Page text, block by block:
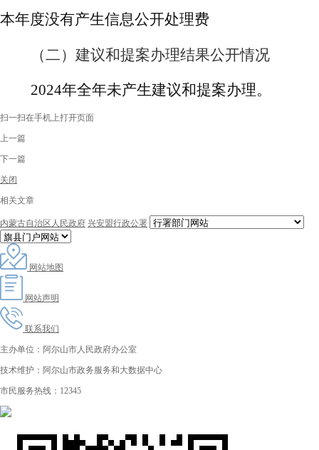
本年度没有产生信息公开处理费
（二） 建议和提案办理结果公开情况
2024年全年未产生建议和提案办理。
扫一扫在手机上打开页面
上一篇
下一篇
关闭
相关文章
内蒙古自治区人民政府 兴安盟行政公署
网站地图
网站声明
联系我们
主办单位：阿尔山市人民政府办公室
技术维护：阿尔山市政务服务和大数据中心
市民服务热线：12345